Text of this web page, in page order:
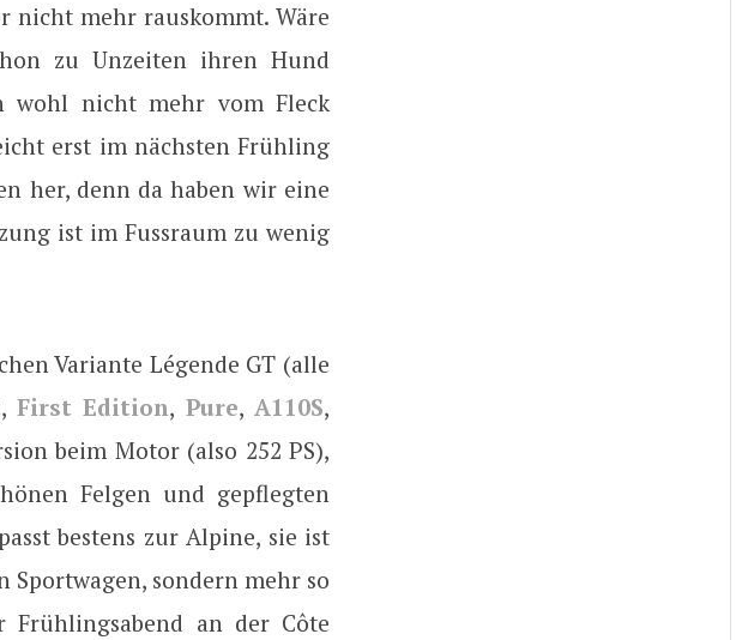
nicht mehr rauskommt. Wäre
zu Unzeiten ihren Hund
wohl nicht mehr vom Fleck
erst im nächsten Frühling
her, denn da haben wir eine
ist im Fussraum zu wenig
Variante Légende GT (alle
,First Edition, Pure,A110S,
beim Motor (also 252 PS),
Felgen und gepflegten
bestens zur Alpine, sie ist
Sportwagen, sondern mehr so
an der Côte